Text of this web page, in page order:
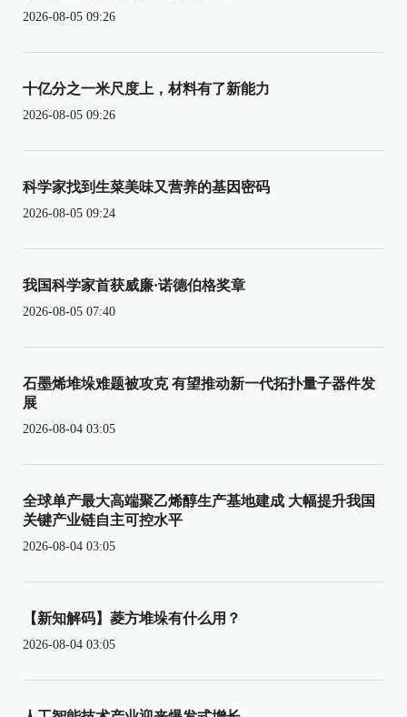
2026-08-05 09:26
十亿分之一米尺度上，材料有了新能力
2026-08-05 09:26
科学家找到生菜美味又营养的基因密码
2026-08-05 09:24
我国科学家首获威廉·诺德伯格奖章
2026-08-05 07:40
石墨烯堆垛难题被攻克 有望推动新一代拓扑量子器件发
展
2026-08-04 03:05
全球单产最大高端聚乙烯醇生产基地建成 大幅提升我国
关键产业链自主可控水平
2026-08-04 03:05
【新知解码】菱方堆垛有什么用？
2026-08-04 03:05